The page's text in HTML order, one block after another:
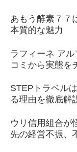
あもう酵素７７
本質的な魅力
ラフィーネ ア
コミから実態を
STEPトラベル
る理由を徹底解
ウリ信用組合が
先の経営不振、